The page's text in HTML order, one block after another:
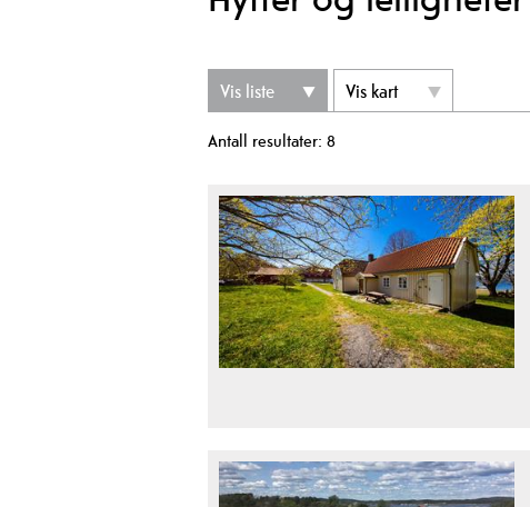
Vis liste Vis kart
Antall resultater: 8